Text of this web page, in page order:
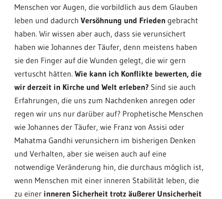
Menschen vor Augen, die vorbildlich aus dem Glauben
leben und dadurch Versöhnung und Frieden gebracht
haben. Wir wissen aber auch, dass sie verunsichert
haben wie Johannes der Täufer, denn meistens haben
sie den Finger auf die Wunden gelegt, die wir gern
vertuscht hätten. Wie kann ich Konflikte bewerten, die
wir derzeit in Kirche und Welt erleben? Sind sie auch
Erfahrungen, die uns zum Nachdenken anregen oder
regen wir uns nur darüber auf? Prophetische Menschen
wie Johannes der Täufer, wie Franz von Assisi oder
Mahatma Gandhi verunsichern im bisherigen Denken
und Verhalten, aber sie weisen auch auf eine
notwendige Veränderung hin, die durchaus möglich ist,
wenn Menschen mit einer inneren Stabilität leben, die
zu einer inneren Sicherheit trotz äußerer Unsicherheit